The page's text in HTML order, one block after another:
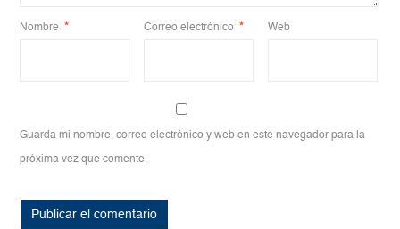
Nombre * Correo electrónico * Web
Guarda mi nombre, correo electrónico y web en este navegador para la
próxima vez que comente.